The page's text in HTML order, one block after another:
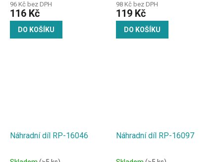
96 Kč bez DPH
116 Kč
DO KOŠÍKU
98 Kč bez DPH
119 Kč
DO KOŠÍKU
Náhradní díl RP-16046 Náhradní díl RP-16097